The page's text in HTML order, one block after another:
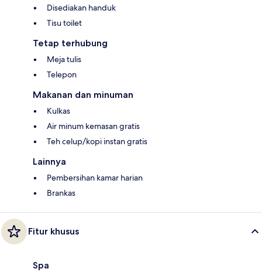
Disediakan handuk
Tisu toilet
Tetap terhubung
Meja tulis
Telepon
Makanan dan minuman
Kulkas
Air minum kemasan gratis
Teh celup/kopi instan gratis
Lainnya
Pembersihan kamar harian
Brankas
Fitur khusus
Spa